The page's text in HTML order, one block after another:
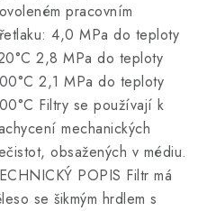
pracovním
4,0 MPa do teploty
2,8 MPa do teploty
2,1 MPa do teploty
Filtry se používají k
mechanických
obsažených v médiu.
POPIS Filtr má
se šikmým hrdlem s